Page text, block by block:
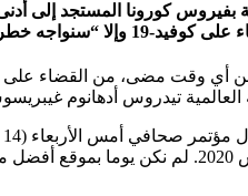
بفيروس كورونا المستجد إلى
مزيد من المتحورات والوفيات”.
العالمية تيدروس أدهانوم
مستوى له منذ مارس 2020. لم نكن